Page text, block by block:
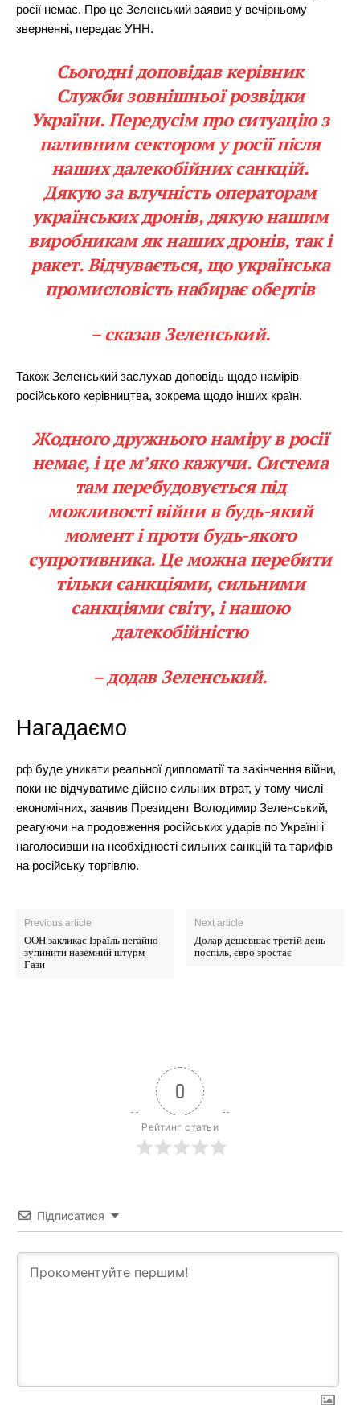
росії немає. Про це Зеленський заявив у вечірньому
зверненні, передає УНН.
Сьогодні доповідав керівник
Служби зовнішньої розвідки
України. Передусім про ситуацію з
паливним сектором у росії після
наших далекобійних санкцій.
Дякую за влучність операторам
українських дронів, дякую нашим
виробникам як наших дронів, так і
ракет. Відчувається, що українська
промисловість набирає обертів
– сказав Зеленський.
Також Зеленський заслухав доповідь щодо намірів
російського керівництва, зокрема щодо інших країн.
Жодного дружнього наміру в росії
немає, і це мʼяко кажучи. Система
там перебудовується під
можливості війни в будь-який
момент і проти будь-якого
супротивника. Це можна перебити
тільки санкціями, сильними
санкціями світу, і нашою
далекобійністю
– додав Зеленський.
Нагадаємо
рф буде уникати реальної дипломатії та закінчення війни,
поки не відчуватиме дійсно сильних втрат, у тому числі
економічних, заявив Президент Володимир Зеленський,
реагуючи на продовження російських ударів по Україні і
наголосивши на необхідності сильних санкцій та тарифів
на російську торгівлю.
Previous article
ООН закликає Ізраїль негайно
зупинити наземний штурм
Гази
Next article
Долар дешевшає третій день
поспіль, євро зростає
0
Рейтинг статьи
Підписатися